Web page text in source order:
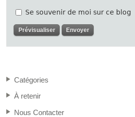
Se souvenir de moi sur ce blog
Catégories
À retenir
Nous Contacter